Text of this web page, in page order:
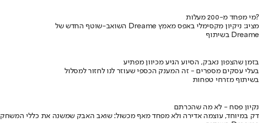
מי מפחד מ-200 מעלות?
השואב-שוטף החדש של Dreame מציג: ניקיון מקסימלי באפס מאמץ
בשיתוף Dreame
בזמן שהצפון נאבק, הסיוע הגיע מכיוון מפתיע
בעלי עסקים מספרים - זה המענק הכספי שעוזר לנו לחזור למסלול
בשיתוף מזרחי טפחות
נקיון פסח - לא מה שהכרתם
דק במיוחד, עוצמה אדירה ולא מפחד מאף מכשול: שואב האבק שמשנה את כללי המשחק